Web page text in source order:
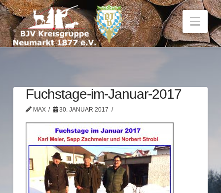
Fuchstage-im-Januar-2017
MAX 30. JANUAR 2017